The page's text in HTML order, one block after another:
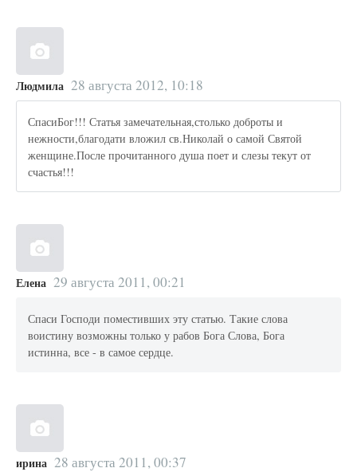
Людмила 28 августа 2012, 10:18
СпасиБог!!! Статья замечательная,столько доброты и
нежности,благодати вложил св.Николай о самой Святой
женщине.После прочитанного душа поет и слезы текут от
счастья!!!
Елена 29 августа 2011, 00:21
Спаси Господи поместивших эту статью. Такие слова
воистину возможны только у рабов Бога Слова, Бога
истинна, все - в самое сердце.
ирина 28 августа 2011, 00:37